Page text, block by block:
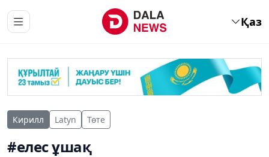
Қаз
Кирилл Latyn Төте
#елес ұшақ